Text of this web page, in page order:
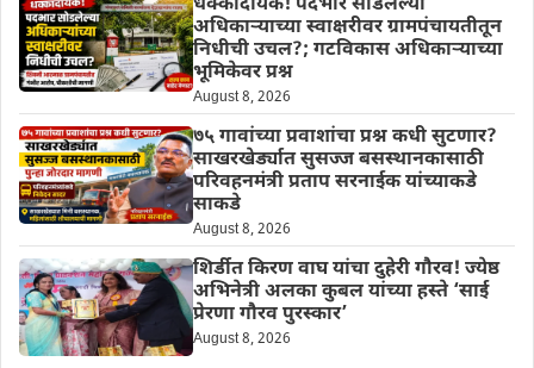
धक्कादायक! पदभार सोडलेल्या
अधिकाऱ्याच्या स्वाक्षरीवर ग्रामपंचायतीतून
निधीची उचल?; गटविकास अधिकाऱ्याच्या
भूमिकेवर प्रश्न
August 8, 2026
७५ गावांच्या प्रवाशांचा प्रश्न कधी सुटणार?
साखरखेर्ड्यात सुसज्ज बसस्थानकासाठी
परिवहनमंत्री प्रताप सरनाईक यांच्याकडे
साकडे
August 8, 2026
शिर्डीत किरण वाघ यांचा दुहेरी गौरव! ज्येष्ठ
अभिनेत्री अलका कुबल यांच्या हस्ते ‘साई
प्रेरणा गौरव पुरस्कार’
August 8, 2026